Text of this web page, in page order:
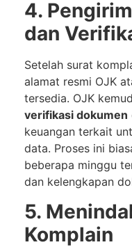
4.
dan
Setelah surat
alamat resmi OJK
tersedia. OJK
verifikasi dokumen
keuangan terkait
data. Proses ini
beberapa minggu
dan kelengkapan
5.
Komplain